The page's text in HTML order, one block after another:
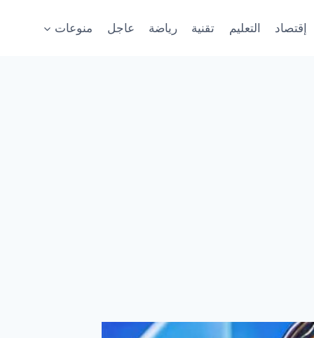
إقتصاد التعليم تقنية رياضة عاجل منوعات